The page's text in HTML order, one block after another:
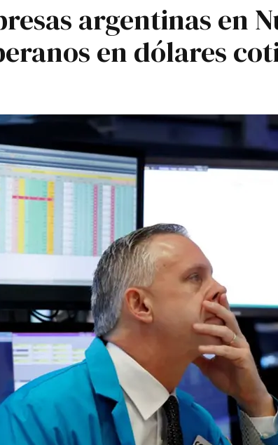
argentinas en
en dólares